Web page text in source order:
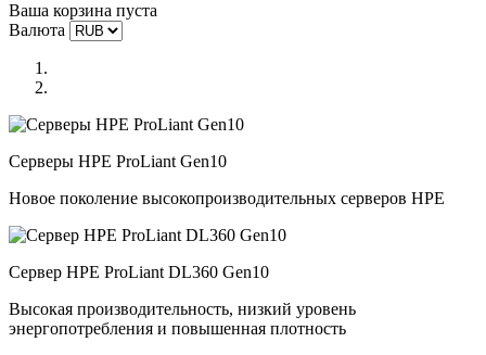
Ваша корзина пуста
Валюта
Серверы HPE ProLiant Gen10
Новое поколение высокопроизводительных серверов HPE
Сервер HPE ProLiant DL360 Gen10
Высокая производительность, низкий уровень
энергопотребления и повышенная плотность